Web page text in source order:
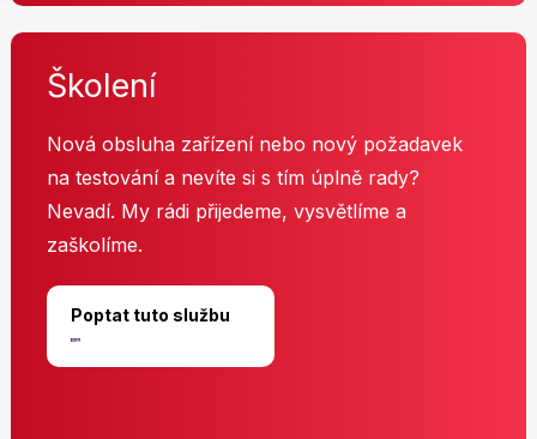
Školení
Nová obsluha zařízení nebo nový požadavek
na testování a nevíte si s tím úplně rady?
Nevadí. My rádi přijedeme, vysvětlíme a
zaškolíme.
Poptat tuto službu